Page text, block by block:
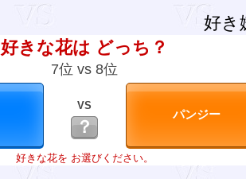
好き
好きな花は どっち？
7位 vs 8位
VS
？
好きな花を お選びください。